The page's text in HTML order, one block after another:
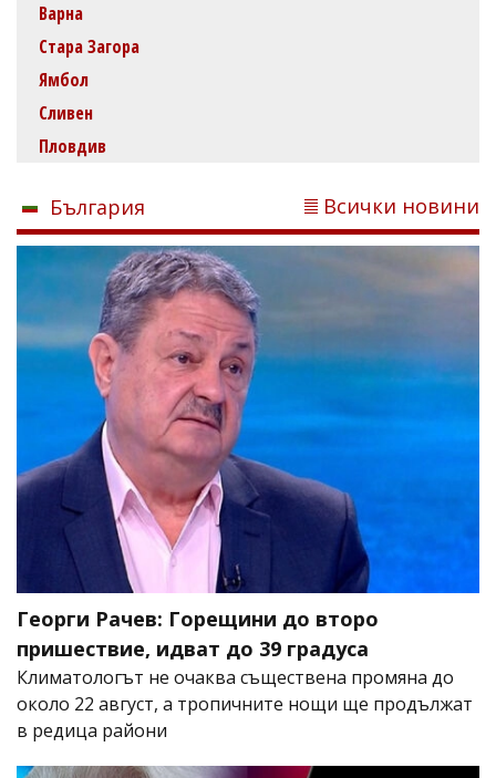
Варна
Стара Загора
Ямбол
Сливен
Пловдив
България Всички новини
Георги Рачев: Горещини до второ
пришествие, идват до 39 градуса
Климатологът не очаква съществена промяна до
около 22 август, а тропичните нощи ще продължат
в редица райони